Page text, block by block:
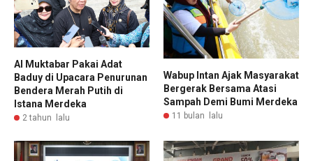
Al Muktabar Pakai Adat
Baduy di Upacara Penurunan
Bendera Merah Putih di
Istana Merdeka
2 tahun lalu
Wabup Intan Ajak Masyarakat
Bergerak Bersama Atasi
Sampah Demi Bumi Merdeka
11 bulan lalu